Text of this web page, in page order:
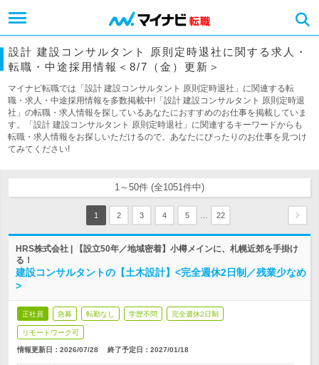
設計 建設コンサルタント 原則定時退社に関する求人・
転職・中途採用情報＜8/7（金）更新＞
マイナビ転職では「設計 建設コンサルタント 原則定時退社」に関連する転
職・求人・中途採用情報を多数掲載中!「設計 建設コンサルタント 原則定時退
社」の転職・求人情報を探しているあなたにおすすめのお仕事を掲載していま
す。「設計 建設コンサルタント 原則定時退社」に関連するキーワードからも
転職・求人情報をお探しいただけるので、あなたにぴったりのお仕事を見つけ
てみてください!
1～50件 (全1051件中)
1 2 3 4 5 22
HRS株式会社 | 【設立50年／地域密着】小樽メインに、札幌近郊を手掛け
る！
建設コンサルタントの【土木設計】<完全週休2日制／残業少なめ
>
正社員 急募 転勤なし 学歴不問 完全週休2日制
リモートワーク可
情報更新日：2026/07/28 終了予定日： 2027/01/18